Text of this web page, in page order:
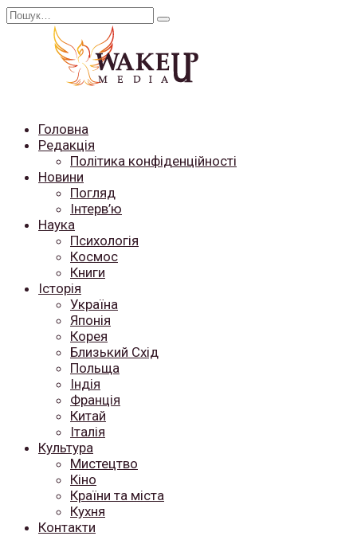
Перейти
Search
Головна
Редакція
Політика конфіденційності
Новини
Погляд
Інтерв’ю
Наука
Психологія
Космос
Книги
Історія
Україна
Японія
Корея
Близький Схід
Польща
Індія
Франція
Китай
Італія
Культура
Мистецтво
Кіно
Країни та міста
Кухня
Контакти